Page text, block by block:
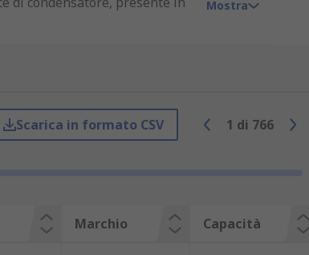
Mostra
Scarica in formato CSV 1 di 766
Marchio Capacità